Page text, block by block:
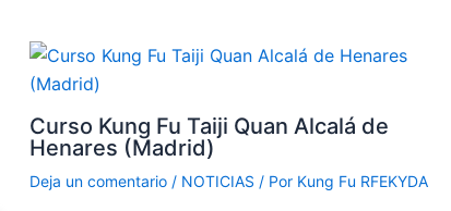
Curso Kung Fu Taiji Quan Alcalá de
Henares (Madrid)
Deja un comentario / NOTICIAS / Por Kung Fu RFEKYDA